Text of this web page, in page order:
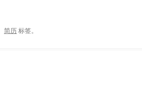
简历标签。